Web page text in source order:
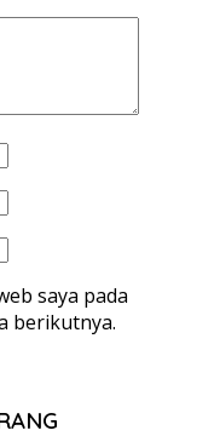
saya pada
berikutnya.